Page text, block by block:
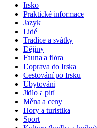
Irsko
Praktické informace
Jazyk
Lidé
Tradice a svátky
Dějiny
Fauna a flóra
Doprava do Irska
Cestování po Irsku
Ubytování
Jídlo a pití
Měna a ceny
Hory a turistika
Sport